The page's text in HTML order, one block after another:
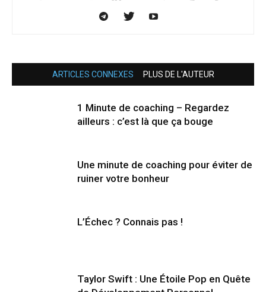
ARTICLES CONNEXES PLUS DE L'AUTEUR
1 Minute de coaching – Regardez
ailleurs : c’est là que ça bouge
Une minute de coaching pour éviter de
ruiner votre bonheur
L’Échec ? Connais pas !
Taylor Swift : Une Étoile Pop en Quête